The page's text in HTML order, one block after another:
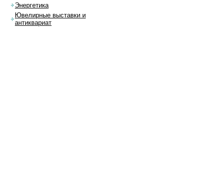
Энергетика
Ювелирные выставки и
антиквариат